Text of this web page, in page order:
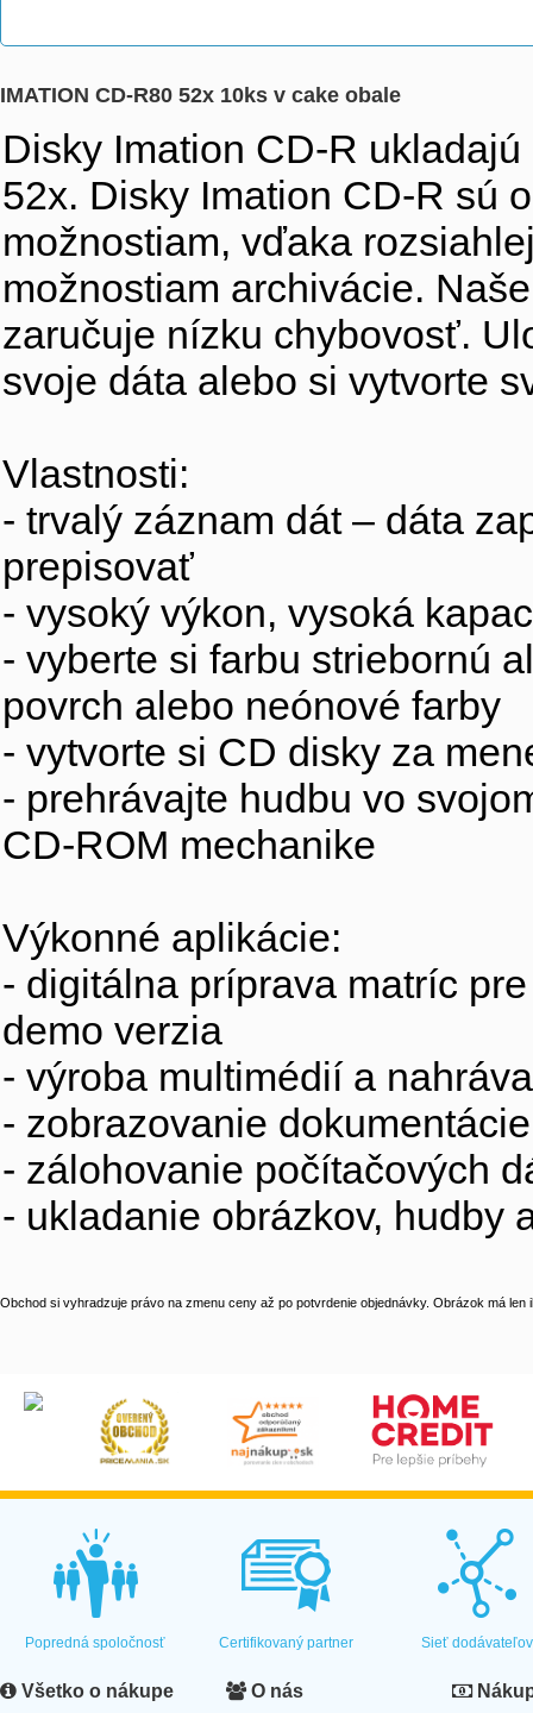
IMATION CD-R80 52x 10ks v cake obale
Disky Imation CD-R
52x. Disky Imation CD-R sú
možnostiam, vďaka
možnostiam archivácie.
zaručuje nízku chybovosť.
svoje dáta alebo si vytvorte
Vlastnosti:
- trvalý záznam dát – dáta
prepisovať
- vysoký výkon, vysoká
- vyberte si farbu striebornú
povrch alebo neónové farby
- vytvorte si CD disky za
- prehrávajte hudbu vo
CD-ROM mechanike
Výkonné aplikácie:
- digitálna príprava matríc
demo verzia
- výroba multimédií a
- zobrazovanie dokumentácie
- zálohovanie počítačových
- ukladanie obrázkov, hudby
Obchod si vyhradzuje právo na zmenu ceny až po potvrdenie objednávky. Obrázok má len
Popredná spoločnosť Certifikovaný partner Sieť dodávateľov
Všetko o nákupe O nás